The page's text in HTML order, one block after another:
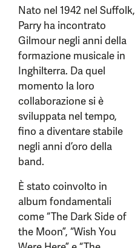
Nato nel 1942 nel Suffolk,
Parry ha incontrato
Gilmour negli anni della
formazione musicale in
Inghilterra. Da quel
momento la loro
collaborazione si è
sviluppata nel tempo,
fino a diventare stabile
negli anni d’oro della
band.
È stato coinvolto in
album fondamentali
come “The Dark Side of
the Moon”, “Wish You